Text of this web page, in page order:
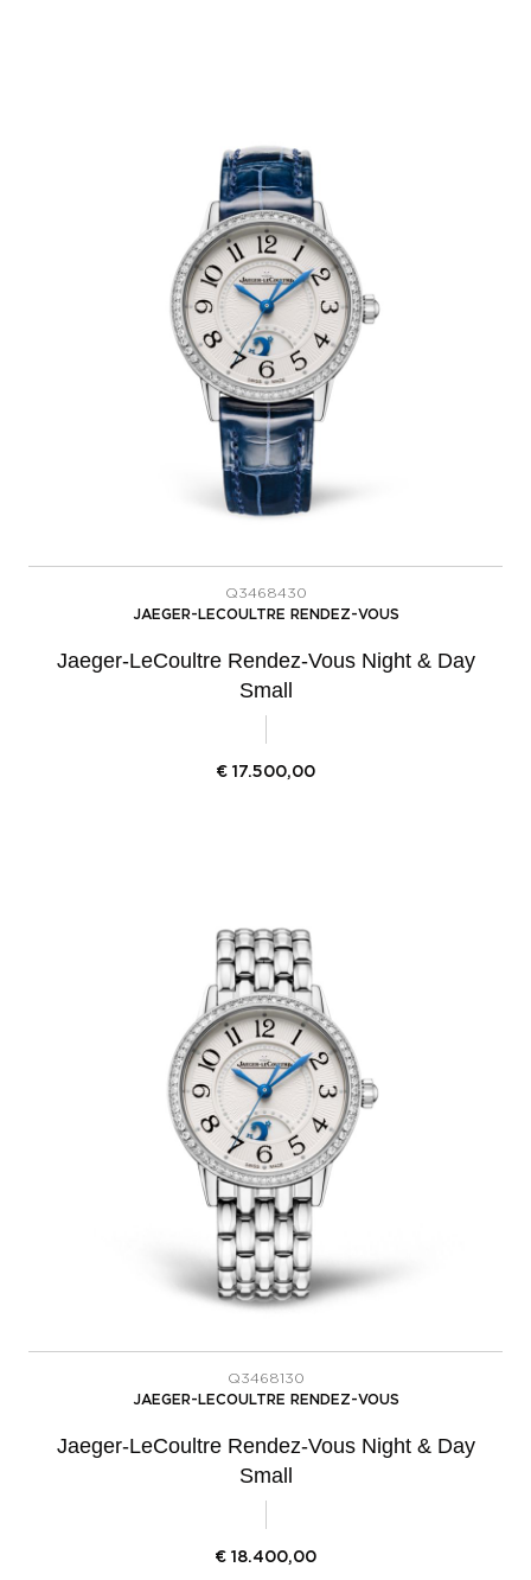
Q3468430
JAEGER-LECOULTRE RENDEZ-VOUS
Jaeger-LeCoultre Rendez-Vous Night & Day
Small
€ 17.500,00
Q3468130
JAEGER-LECOULTRE RENDEZ-VOUS
Jaeger-LeCoultre Rendez-Vous Night & Day
Small
€ 18.400,00